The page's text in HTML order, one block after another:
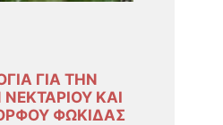
ΓΙΑ ΤΗΝ
ΚΑΙ
ΦΩΚΙΔΑΣ